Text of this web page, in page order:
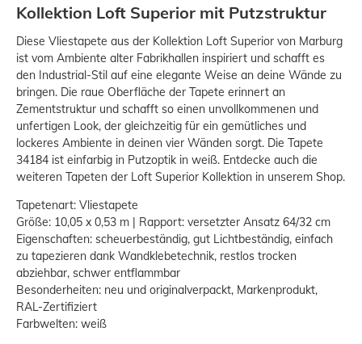
Kollektion Loft Superior mit Putzstruktur
Diese Vliestapete aus der Kollektion Loft Superior von Marburg
ist vom Ambiente alter Fabrikhallen inspiriert und schafft es
den Industrial-Stil auf eine elegante Weise an deine Wände zu
bringen. Die raue Oberfläche der Tapete erinnert an
Zementstruktur und schafft so einen unvollkommenen und
unfertigen Look, der gleichzeitig für ein gemütliches und
lockeres Ambiente in deinen vier Wänden sorgt. Die Tapete
34184 ist einfarbig in Putzoptik in weiß. Entdecke auch die
weiteren Tapeten der Loft Superior Kollektion in unserem Shop.
Tapetenart: Vliestapete
Größe: 10,05 x 0,53 m | Rapport: versetzter Ansatz 64/32 cm
Eigenschaften: scheuerbeständig, gut Lichtbeständig, einfach
zu tapezieren dank Wandklebetechnik, restlos trocken
abziehbar, schwer entflammbar
Besonderheiten: neu und originalverpackt, Markenprodukt,
RAL-Zertifiziert
Farbwelten: weiß